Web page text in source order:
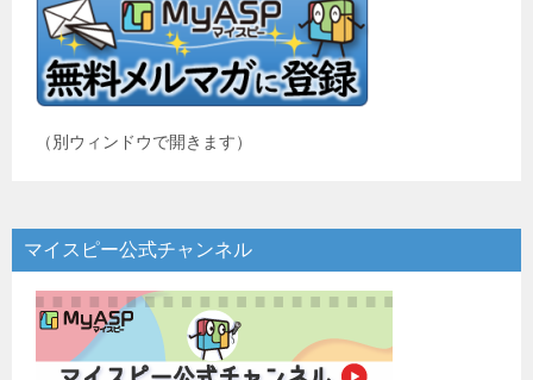
（別ウィンドウで開きます）
マイスピー公式チャンネル